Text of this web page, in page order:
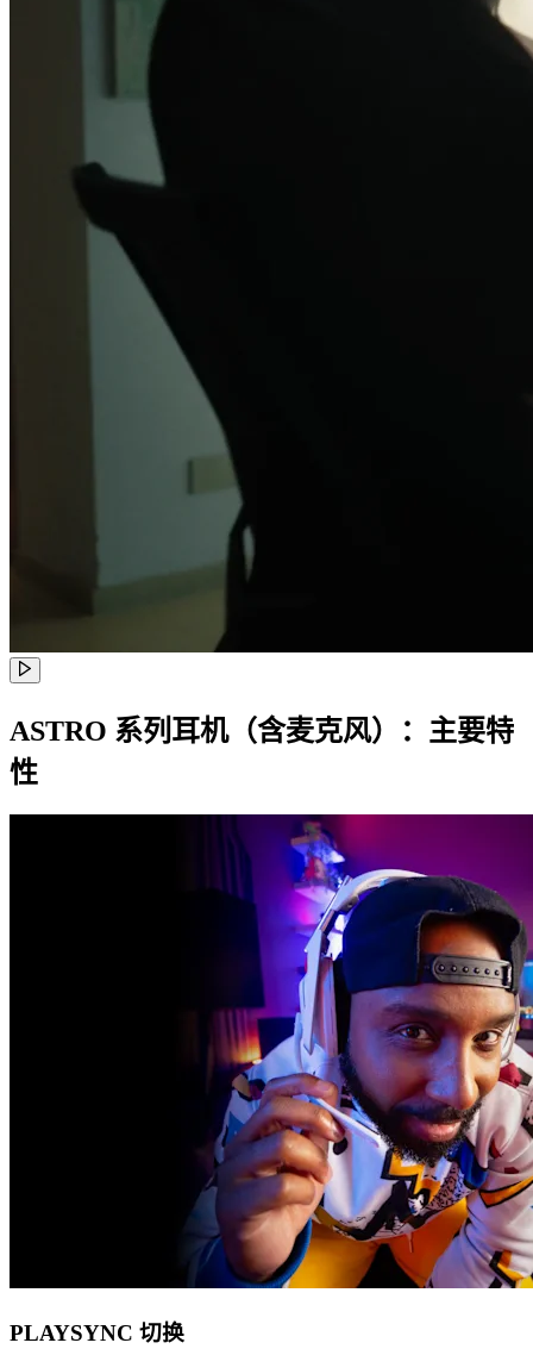
ASTRO 系列耳机（含麦克风）：主要特
性
PLAYSYNC 切换